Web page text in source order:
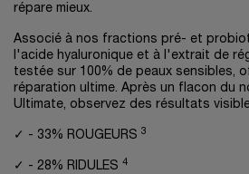
répare mieux.
Associé à nos fractions pré- et
l'acide hyaluronique et à l'extrait de
testée sur 100% de peaux sensibles,
réparation ultime. Après un flacon du
Ultimate, observez des résultats
✓ - 33% ROUGEURS 3
✓ - 28% RIDULES 4